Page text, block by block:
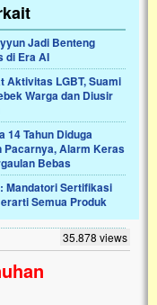
Jadi Benteng
di Era AI
Aktivitas LGBT, Suami
Warga dan Diusir
14 Tahun Diduga
Pacarnya, Alarm Keras
Bebas
Mandatori Sertifikasi
Semua Produk
35.878 views
Masjid di
Ayo Bantu.!!
Cilumbu ini sungguh
tahun mangkrak, kini nyaris
terpapar panas dan